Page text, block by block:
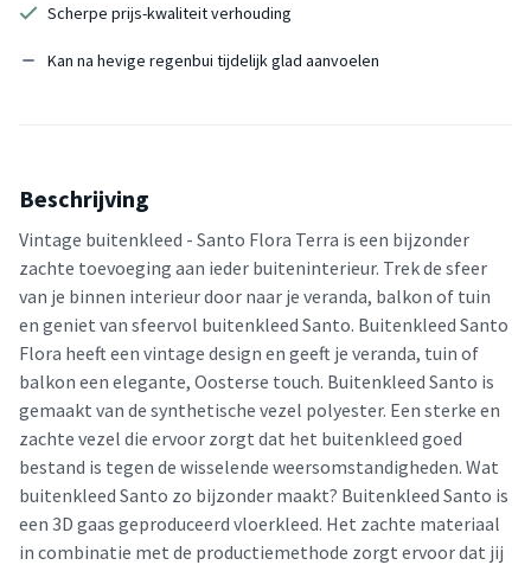
Scherpe prijs-kwaliteit verhouding
Kan na hevige regenbui tijdelijk glad aanvoelen
Beschrijving
Vintage buitenkleed - Santo Flora Terra is een bijzonder
zachte toevoeging aan ieder buiteninterieur. Trek de sfeer
van je binnen interieur door naar je veranda, balkon of tuin
en geniet van sfeervol buitenkleed Santo. Buitenkleed Santo
Flora heeft een vintage design en geeft je veranda, tuin of
balkon een elegante, Oosterse touch. Buitenkleed Santo is
gemaakt van de synthetische vezel polyester. Een sterke en
zachte vezel die ervoor zorgt dat het buitenkleed goed
bestand is tegen de wisselende weersomstandigheden. Wat
buitenkleed Santo zo bijzonder maakt? Buitenkleed Santo is
een 3D gaas geproduceerd vloerkleed. Het zachte materiaal
in combinatie met de productiemethode zorgt ervoor dat jij